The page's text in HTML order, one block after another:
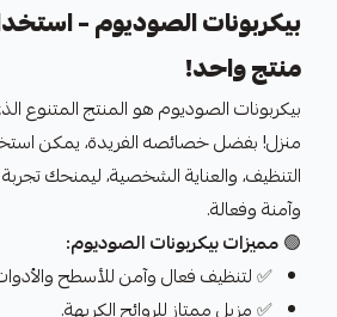
بيكربونات الصوديوم –
منتج واحد!
بيكربونات الصوديوم هو المنتج المتنوع
منزل! بفضل خصائصه الفريدة، يمكن
التنظيف، والعناية الشخصية، ليمنحك
وآمنة وفعالة.
🟢مميزات بيكربونات الصوديوم:
✅ لتنظيف فعال وآمن للأسطح
✅ مزيل ممتاز للروائح الكريهة.